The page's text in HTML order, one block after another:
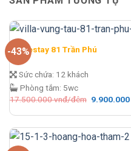
-43%
Homestay 81 Trần Phú
Sức chứa: 12 khách
Phòng tắm: 5wc
17.500.000vnđ/đêm Giá
là:
đêm.
9.900.000